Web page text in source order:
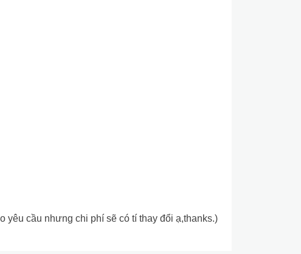
yêu cầu nhưng chi phí sẽ có tí thay đổi ạ,thanks.)